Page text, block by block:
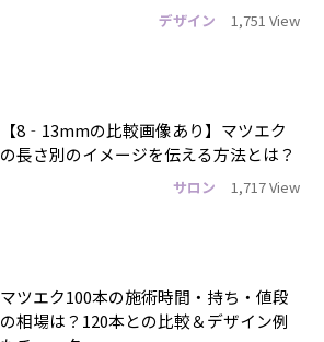
デザイン 1,751 View
【8‐13mmの比較画像あり】マツエク
の長さ別のイメージを伝える方法とは？
サロン 1,717 View
マツエク100本の施術時間・持ち・値段
の相場は？120本との比較＆デザイン例